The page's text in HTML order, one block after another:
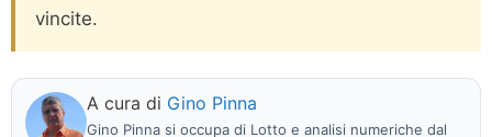
vincite.
A cura di Gino Pinna
Gino Pinna si occupa di Lotto e analisi numeriche dal